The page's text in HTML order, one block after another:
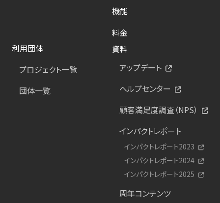
機能
料金
利用団体
プロジェクト一覧
団体一覧
資料
アップデート
ヘルプセンター
顧客満足度調査（NPS）
インパクトレポート
インパクトレポート2023
インパクトレポート2024
インパクトレポート2025
周年コンテンツ